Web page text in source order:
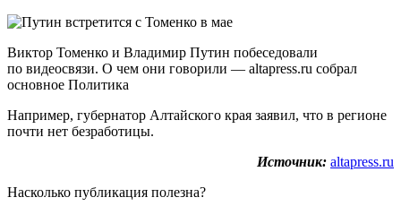
Виктор Томенко и Владимир Путин побеседовали
по видеосвязи. О чем они говорили — altapress.ru собрал
основное Политика
Например, губернатор Алтайского края заявил, что в регионе
почти нет безработицы.
Источник: altapress.ru
Насколько публикация полезна?